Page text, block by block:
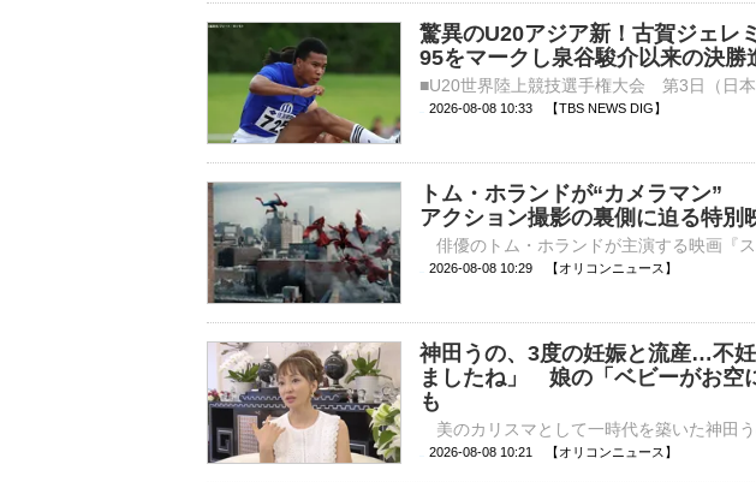
驚異のU20アジア新！古賀ジェレ
95をマークし泉谷駿介以来の決勝
2026-08-08 10:33 【TBS NEWS DIG】
トム・ホランドが“カメラマン”
アクション撮影の裏側に迫る特別
2026-08-08 10:29 【オリコンニュース】
神田うの、3度の妊娠と流産…不
ましたね」 娘の「ベビーがお空
も
2026-08-08 10:21 【オリコンニュース】